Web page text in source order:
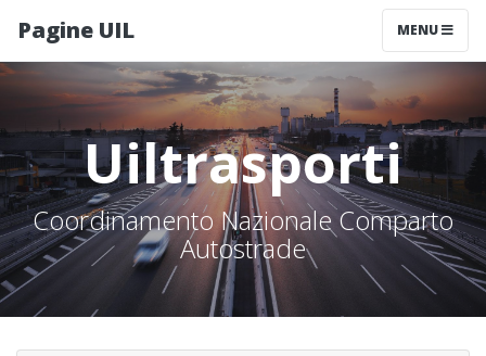
Pagine UIL MENU
Uiltrasporti
Coordinamento Nazionale Comparto
Autostrade